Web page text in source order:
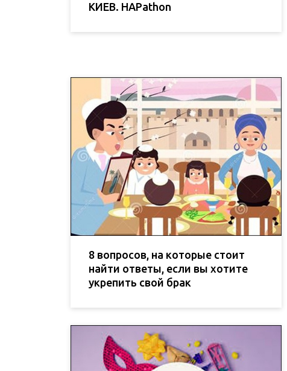
КИЕВ. HAPathon
8 вопросов, на которые стоит
найти ответы, если вы хотите
укрепить свой брак